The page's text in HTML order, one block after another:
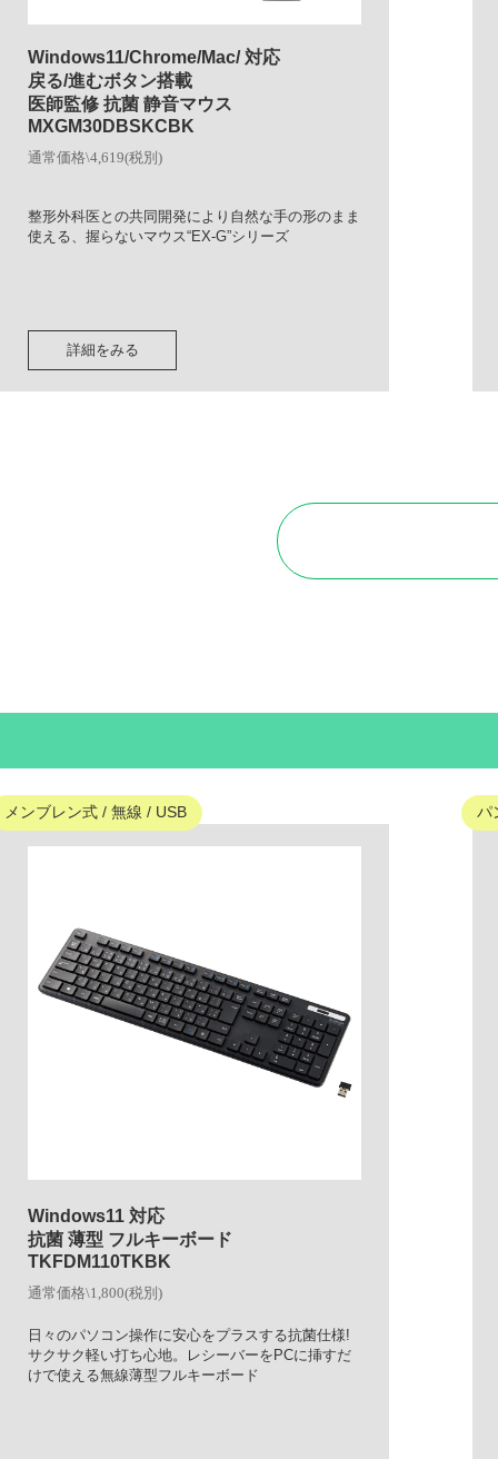
Windows11/Chrome/Mac/ 対応
戻る/進むボタン搭載
医師監修 抗菌 静音マウス
MXGM30DBSKCBK
通常価格\4,619(税別)
整形外科医との共同開発により自然な手の形のまま
使える、握らないマウス“EX-G”シリーズ
詳細をみる
メンブレン式 / 無線 / USB
Windows11 対応
抗菌 薄型 フルキーボード
TKFDM110TKBK
通常価格\1,800(税別)
日々のパソコン操作に安心をプラスする抗菌仕様!
サクサク軽い打ち心地。レシーバーをPCに挿すだ
けで使える無線薄型フルキーボード
パ